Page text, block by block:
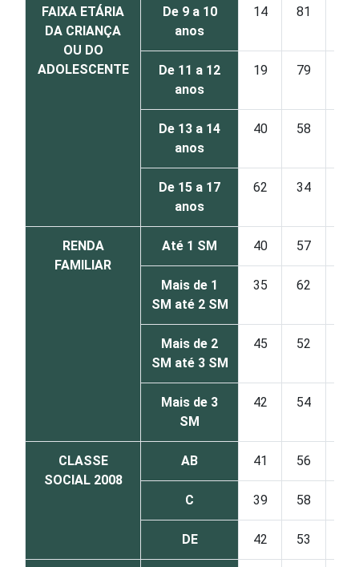
FAIXA ETÁRIA
DA CRIANÇA
OU DO
ADOLESCENTE
De 9 a 10
anos
14 81
De 11 a 12
anos
19 79
De 13 a 14
anos
40 58
De 15 a 17
anos
62 34
RENDA
FAMILIAR
Até 1 SM 40 57
Mais de 1
SM até 2 SM
35 62
Mais de 2
SM até 3 SM
45 52
Mais de 3
SM
42 54
CLASSE
SOCIAL 2008
AB 41 56
C 39 58
DE 42 53